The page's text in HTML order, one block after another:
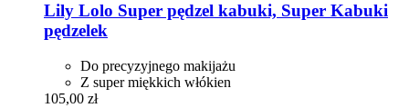
Lily Lolo Super pędzel kabuki, Super Kabuki
pędzelek
Do precyzyjnego makijażu
Z super miękkich włókien
105,00 zł